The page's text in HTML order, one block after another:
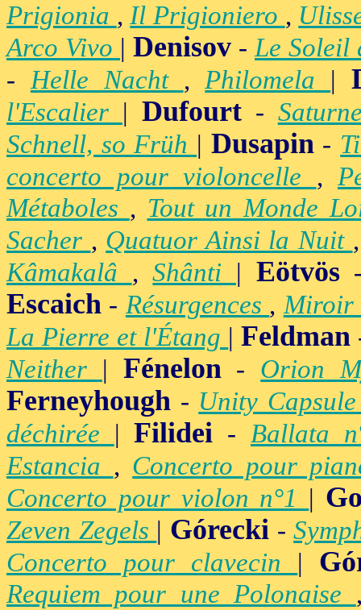
Prigionia ,Il Prigioniero ,
Arco Vivo | Denisov -Le Soleil
-Helle Nacht ,Philomela |
l'Escalier | Dufourt-
Schnell, so Früh | Dusapin-
concerto pour violoncelle ,
Métaboles , Tout un Monde
Sacher , Quatuor Ainsi la Nuit
Kâmakalâ ,Shânti | Eötvös
Escaich - Résurgences ,Miroir
La Pierre et l'Étang |Feldman
Neither | Fénelon- Orion
Ferneyhough - Unity
déchirée |Filidei - Ballata
Estancia , Concerto pour
Concerto pour violon n°1 |
Zeven Zegels | Górecki-
Concerto pour clavecin |
Requiem pour une Polonaise